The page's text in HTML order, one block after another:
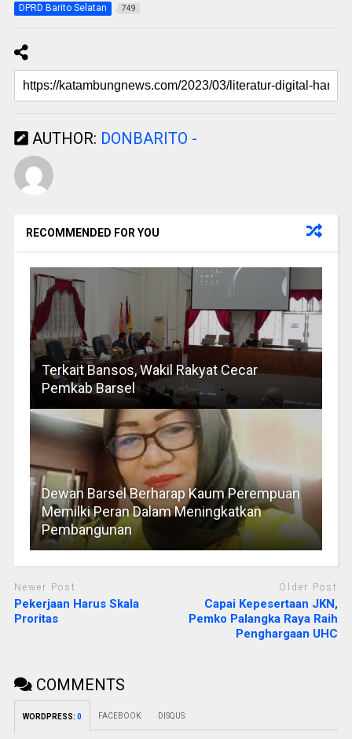
DPRD Barito Selatan 749
AUTHOR: DONBARITO -
RECOMMENDED FOR YOU
Terkait Bansos, Wakil Rakyat Cecar
Pemkab Barsel
Dewan Barsel Berharap Kaum Perempuan
Memilki Peran Dalam Meningkatkan
Pembangunan
Newer Post
Pekerjaan Harus Skala
Proritas
Older Post
Capai Kepesertaan JKN,
Pemko Palangka Raya Raih
Penghargaan UHC
COMMENTS
WORDPRESS: 0 FACEBOOK: DISQUS: